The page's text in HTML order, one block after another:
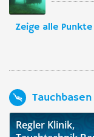
Zeige alle
Regler Klinik,